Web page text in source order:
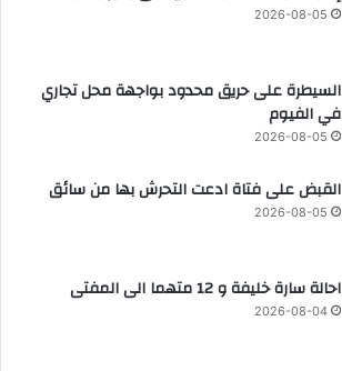
2026-08-05
السيطرة على حريق محدود بواجهة محل تجاري
في الفيوم
2026-08-05
القبض على فتاة ادعت التحرش بها من سائق
2026-08-05
احالة سارة خليفة و 12 متهما الى المفتى
2026-08-04